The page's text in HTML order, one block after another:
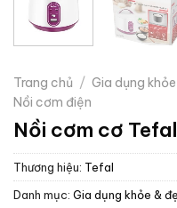
Trang chủ / Gia dụng
Nồi cơm điện
Nồi cơm cơ
Thương hiệu: Tefal
Danh mục: Gia dụng khỏe &